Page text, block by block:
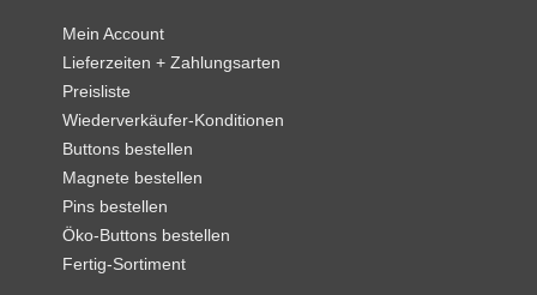
Mein Account
Lieferzeiten + Zahlungsarten
Preisliste
Wiederverkäufer-Konditionen
Buttons bestellen
Magnete bestellen
Pins bestellen
Öko-Buttons bestellen
Fertig-Sortiment